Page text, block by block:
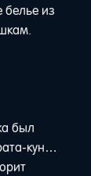
белье из
был
кун…